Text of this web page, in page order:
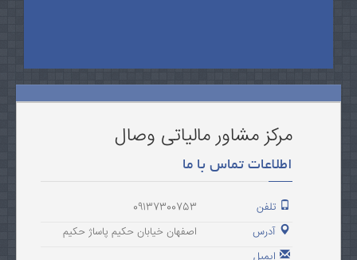
مرکز مشاور مالیاتی وصال
اطلاعات تماس با ما
تلفن
09137300753
آدرس
اصفهان خیابان حکیم پاساژ حکیم
ایمیل